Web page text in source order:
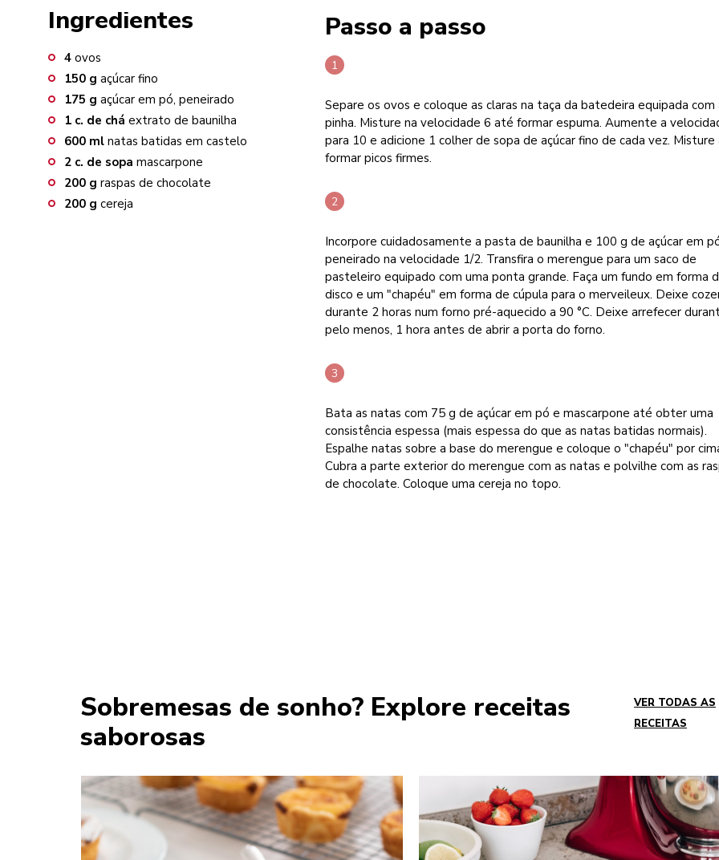
Ingredientes
4 ovos
150 g açúcar fino
175 g açúcar em pó, peneirado
1 c. de chá extrato de baunilha
600 ml natas batidas em castelo
2 c. de sopa mascarpone
200 g raspas de chocolate
200 g cereja
Passo a passo
Separe os ovos e coloque as claras na taça da batedeira equipada com
pinha. Misture na velocidade 6 até formar espuma. Aumente a
para 10 e adicione 1 colher de sopa de açúcar fino de cada vez.
formar picos firmes.
Incorpore cuidadosamente a pasta de baunilha e 100 g de açúcar em
peneirado na velocidade 1/2. Transfira o merengue para um saco de
pasteleiro equipado com uma ponta grande. Faça um fundo em forma
disco e um "chapéu" em forma de cúpula para o merveileux. Deixe
durante 2 horas num forno pré-aquecido a 90 °C. Deixe arrefecer
pelo menos, 1 hora antes de abrir a porta do forno.
Bata as natas com 75 g de açúcar em pó e mascarpone até obter uma
consistência espessa (mais espessa do que as natas batidas normais).
Espalhe natas sobre a base do merengue e coloque o "chapéu" por
Cubra a parte exterior do merengue com as natas e polvilhe com as
de chocolate. Coloque uma cereja no topo.
Sobremesas de sonho? Explore receitas
saborosas
VER TODAS AS
RECEITAS